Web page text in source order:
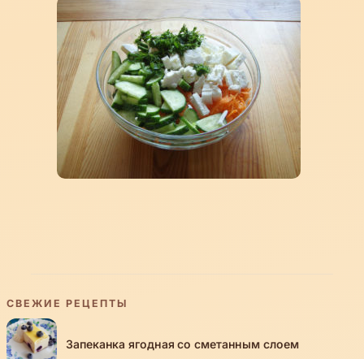
СВЕЖИЕ РЕЦЕПТЫ
Запеканка ягодная со сметанным слоем